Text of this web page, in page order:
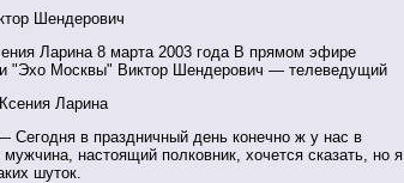
Шендерович
Ларина 8 марта 2003 года В прямом эфире
"Эхо Москвы" Виктор Шендерович — телеведущий
Ларина
в праздничный день конечно ж у нас в
мужчина, настоящий полковник, хочется сказать, но я
шуток.